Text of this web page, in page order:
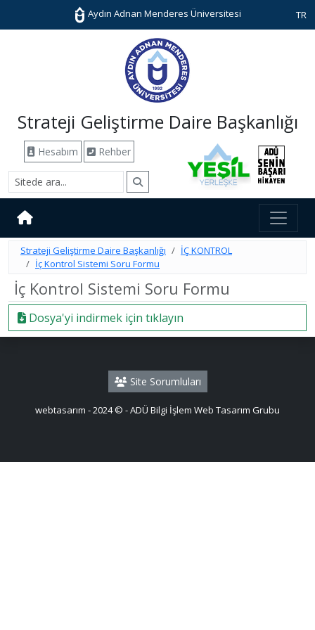
Aydın Adnan Menderes Üniversitesi TR
Strateji Geliştirme Daire Başkanlığı
Hesabım Rehber
Strateji Geliştirme Daire Başkanlığı
İÇ KONTROL
İç Kontrol Sistemi Soru Formu
İç Kontrol Sistemi Soru Formu
Dosya'yi indirmek için tıklayın
Site Sorumluları
webtasarım - 2024 © - ADÜ Bilgi İşlem Web Tasarım Grubu